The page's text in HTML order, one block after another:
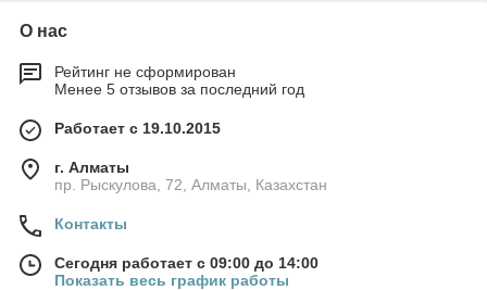
О нас
Рейтинг не сформирован
Менее 5 отзывов за последний год
Работает с 19.10.2015
г. Алматы
пр. Рыскулова, 72, Алматы, Казахстан
Контакты
Сегодня работает с 09:00 до 14:00
Показать весь график работы